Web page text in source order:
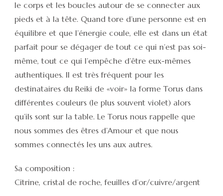
le corps et les boucles autour de se connecter aux
pieds et à la tête. Quand tore d’une personne est en
équilibre et que l’énergie coule, elle est dans un état
parfait pour se dégager de tout ce qui n’est pas soi-
même, tout ce qui l’empêche d’être eux-mêmes
authentiques. Il est très fréquent pour les
destinataires du Reiki de «voir» la forme Torus dans
différentes couleurs (le plus souvent violet) alors
qu’ils sont sur la table. Le Torus nous rappelle que
nous sommes des êtres d’Amour et que nous
sommes connectés les uns aux autres.
Sa composition :
Citrine, cristal de roche, feuilles d’or/cuivre/argent